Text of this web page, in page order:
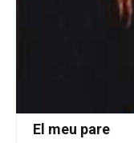
El meu pare